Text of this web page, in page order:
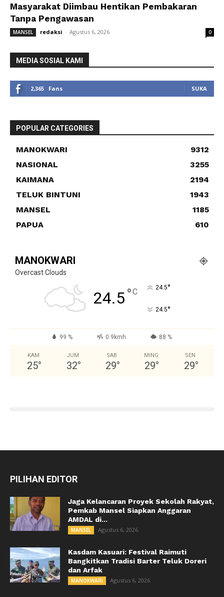
Masyarakat Diimbau Hentikan Pembakaran
Tanpa Pengawasan
MANSEL redaksi - Agustus 6, 2026 0
MEDIA SOSIAL KAMI
2,365 Fans SUKA
POPULAR CATEGORIES
MANOKWARI
9312
NASIONAL
3255
KAIMANA
2194
TELUK BINTUNI
1943
MANSEL
1185
PAPUA
610
MANOKWARI
Overcast Clouds
24.5°C 24.5°
24.5°
99 % 0.9kmh 88 %
KAM
25°
JUM
32°
SAB
29°
MING
29°
SEN
29°
PILIHAN EDITOR
Jaga Kelancaran Proyek Sekolah Rakyat,
Pemkab Mansel Siapkan Anggaran
AMDAL di...
MANSEL Agustus 6, 2026
Kasdam Kasuari: Festival Raimuti
Bangkitkan Tradisi Barter Teluk Doreri
dan Arfak
MANOKWARI Agustus 6, 2026